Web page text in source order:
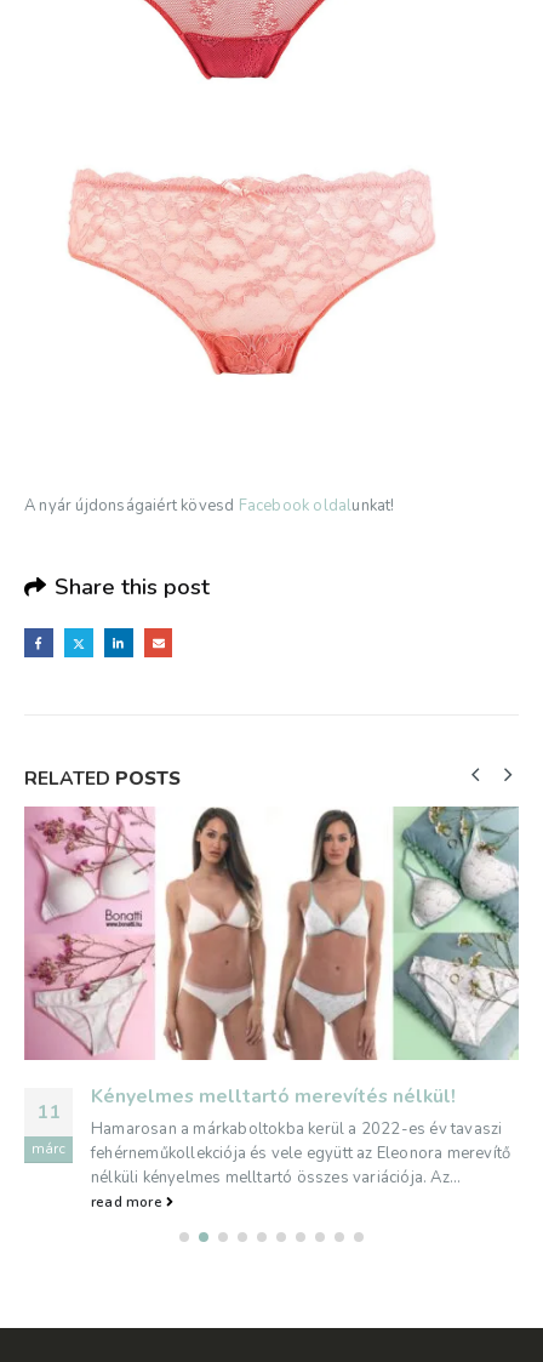
A nyár újdonságaiért kövesd Facebook oldalunkat!
Share this post
RELATED POSTS
es év tavaszi
merevítő
ápr
A 2020-as Bonatti férfi
A 2020-as tavaszi Bonatti férfi fehérnemű-
legújabb termékei mindenkihez megtalálják
összes korosztály találhat olyan terméket,